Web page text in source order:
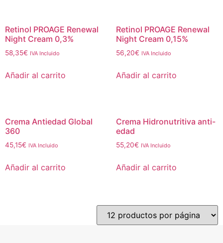
Retinol PROAGE Renewal
Night Cream 0,3%
58,35€ IVA Incluido
Añadir al carrito
Retinol PROAGE Renewal
Night Cream 0,15%
56,20€ IVA Incluido
Añadir al carrito
Crema Antiedad Global
360
45,15€ IVA Incluido
Añadir al carrito
Crema Hidronutritiva anti-
edad
55,20€ IVA Incluido
Añadir al carrito